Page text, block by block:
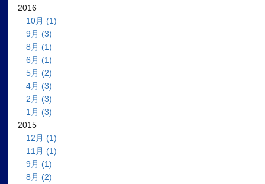
2016
10月 (1)
9月 (3)
8月 (1)
6月 (1)
5月 (2)
4月 (3)
2月 (3)
1月 (3)
2015
12月 (1)
11月 (1)
9月 (1)
8月 (2)